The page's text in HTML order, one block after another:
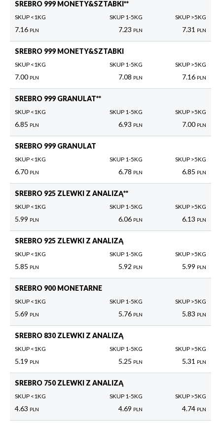
SREBRO 999 MONETY&SZTABKI**
SKUP <1KG
7.16 PLN
SKUP 1-5KG
7.23 PLN
SKUP >5KG
7.31 PLN
SREBRO 999 MONETY&SZTABKI
SKUP <1KG
7.00 PLN
SKUP 1-5KG
7.08 PLN
SKUP >5KG
7.16 PLN
SREBRO 999 GRANULAT**
SKUP <1KG
6.85 PLN
SKUP 1-5KG
6.93 PLN
SKUP >5KG
7.00 PLN
SREBRO 999 GRANULAT
SKUP <1KG
6.70 PLN
SKUP 1-5KG
6.78 PLN
SKUP >5KG
6.85 PLN
SREBRO 925 ZLEWKI Z ANALIZĄ**
SKUP <1KG
5.99 PLN
SKUP 1-5KG
6.06 PLN
SKUP >5KG
6.13 PLN
SREBRO 925 ZLEWKI Z ANALIZĄ
SKUP <1KG
5.85 PLN
SKUP 1-5KG
5.92 PLN
SKUP >5KG
5.99 PLN
SREBRO 900 MONETARNE
SKUP <1KG
5.69 PLN
SKUP 1-5KG
5.76 PLN
SKUP >5KG
5.83 PLN
SREBRO 830 ZLEWKI Z ANALIZĄ
SKUP <1KG
5.19 PLN
SKUP 1-5KG
5.25 PLN
SKUP >5KG
5.31 PLN
SREBRO 750 ZLEWKI Z ANALIZĄ
SKUP <1KG
4.63 PLN
SKUP 1-5KG
4.69 PLN
SKUP >5KG
4.74 PLN